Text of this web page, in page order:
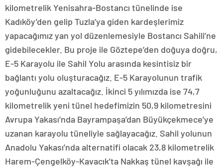
kilometrelik Yenisahra-Bostancı tünelinde ise
Kadıköy’den gelip Tuzla’ya giden kardeşlerimiz
yapacağımız yan yol düzenlemesiyle Bostancı Sahili’ne
gidebilecekler. Bu proje ile Göztepe’den doğuya doğru,
E-5 Karayolu ile Sahil Yolu arasında kesintisiz bir
bağlantı yolu oluşturacağız. E-5 Karayolunun trafik
yoğunluğunu azaltacağız. İkinci 5 yılımızda ise 74,7
kilometrelik yeni tünel hedefimizin 50,9 kilometresini
Avrupa Yakası’nda Bayrampaşa’dan Büyükçekmece’ye
uzanan karayolu tüneliyle sağlayacağız. Sahil yolunun
Anadolu Yakası’nda alternatifi olacak 23,8 kilometrelik
Harem-Çengelköy-Kavacık’ta Nakkaş tünel kavşağı ile